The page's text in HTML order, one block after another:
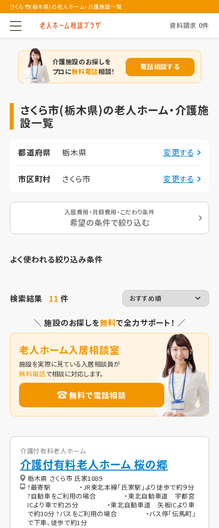
さくら市(栃木県)の老人ホーム・介護施設一覧
資料請求 0件
介護施設のお探しを
プロに無料電話相談！
電話相談する
さくら市(栃木県)の老人ホーム・介護施
設一覧
都道府県 栃木県 変更する
市区町村 さくら市 変更する
入居費用・月額費用・こだわり条件
希望の条件で絞り込む
よく使われる絞り込み条件
検索結果 11件
＼ 施設のお探しを無料で全力サポート！ ／
老人ホーム入居相談室
施設を実際に見ている入居相談員が
無料電話で相談に対応します。
無料で電話相談
介護付有料老人ホーム
介護付有料老人ホーム 桜の郷
栃木県 さくら市 氏家1889
?最寄駅 ・JR東北本線「氏家駅」より徒歩で約９分
?自動車をご利用の場合 ・東北自動車道 宇都宮
ICより車で約25分 ・東北自動車道 矢板ICより車
で約30分 ?バスをご利用の場合 ・バス停「伝馬町」
で下車、徒歩で約1分